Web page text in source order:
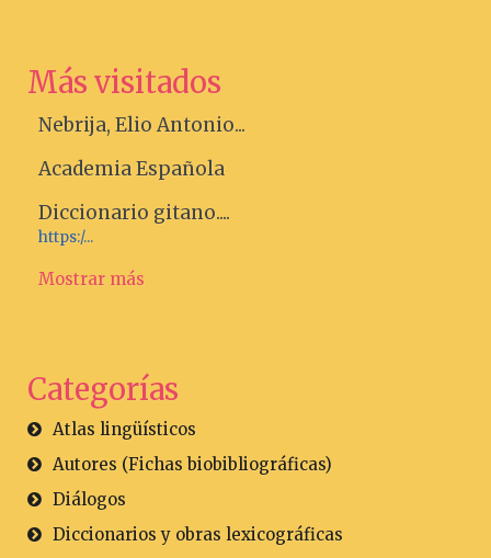
Más visitados
Nebrija, Elio Antonio...
Academia Española
Diccionario gitano....
https:/...
Mostrar más
Categorías
Atlas lingüísticos
Autores (Fichas biobibliográficas)
Diálogos
Diccionarios y obras lexicográficas